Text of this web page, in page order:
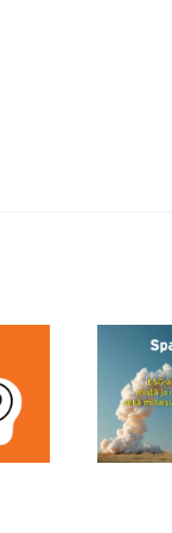
ja
uusi
edes
ei ole due